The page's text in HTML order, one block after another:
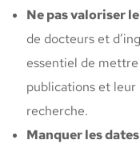
Ne pas valoriser
de docteurs et
essentiel de
publications et
recherche.
Manquer les